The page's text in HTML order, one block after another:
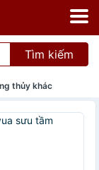
Tìm kiếm
thủy khác